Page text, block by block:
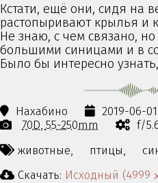
Кстати, ещё они, сидя на
растопыривают крылья и
Не знаю, с чем связано,
большими синицами и в
Было бы интересно
Нахабино 2019-06-01
70D 55-250mm
f/
животные,
птицы,
Скачать: Исходный (4999